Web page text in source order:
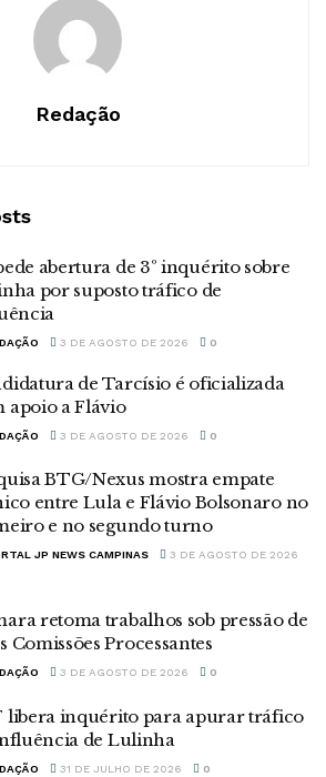
Redação
abertura de 3º inquérito sobre
por suposto tráfico de
3 DE AGOSTO DE 2026 0
de Tarcísio é oficializada
apoio a Flávio
3 DE AGOSTO DE 2026 0
BTG/Nexus mostra empate
entre Lula e Flávio Bolsonaro no
e no segundo turno
JP NEWS CAMPINAS
3 DE AGOSTO DE 2026
retoma trabalhos sob pressão de
Comissões Processantes
3 DE AGOSTO DE 2026 0
libera inquérito para apurar tráfico
de Lulinha
31 DE JULHO DE 2026 0